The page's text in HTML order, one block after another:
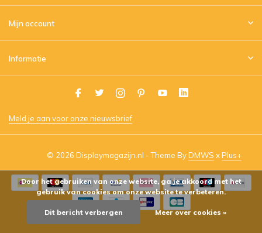
Mijn account
Informatie
Meld je aan voor onze nieuwsbrief
© 2026 Displaymagazijn.nl - Theme ByDMWS xPlus+
Door het gebruiken van onze website, ga je akkoord met het
gebruik van cookies om onze website te verbeteren.
Dit bericht verbergen Meer over cookies »